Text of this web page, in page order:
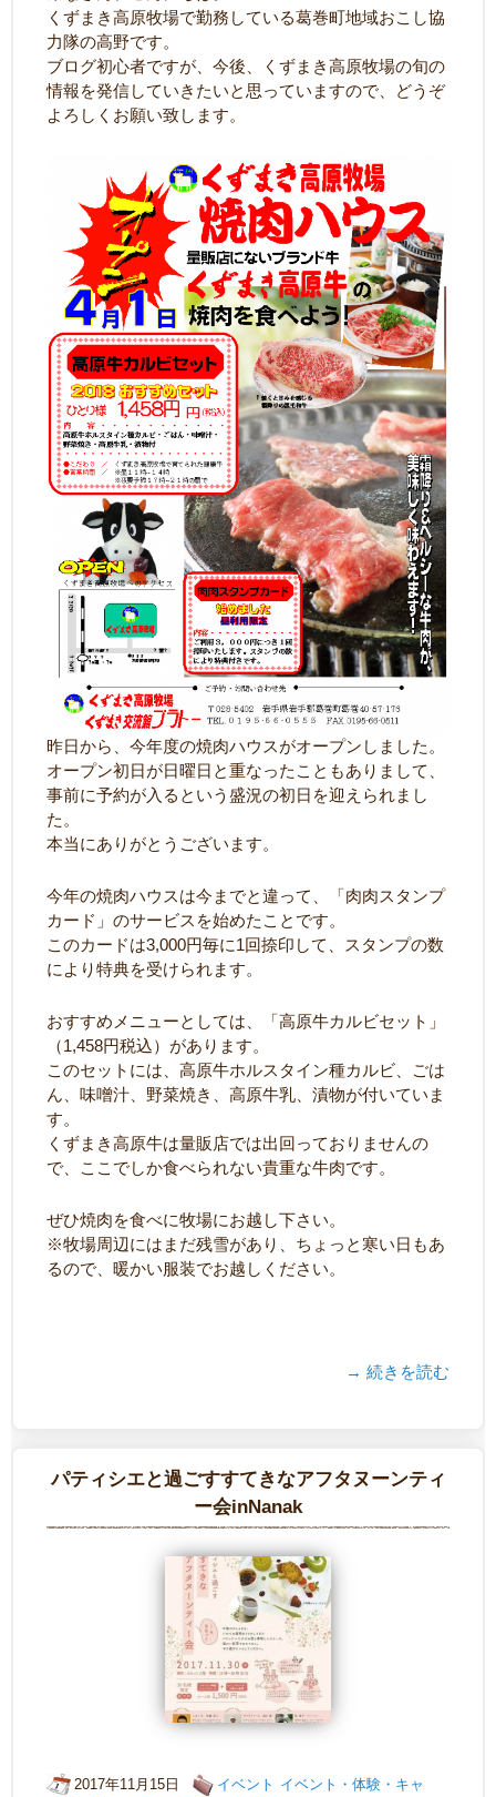
くずまき高原牧場で勤務している葛巻町地域おこし協
力隊の高野です。
ブログ初心者ですが、今後、くずまき高原牧場の旬の
情報を発信していきたいと思っていますので、どうぞ
よろしくお願い致します。
昨日から、今年度の焼肉ハウスがオープンしました。
オープン初日が日曜日と重なったこともありまして、
事前に予約が入るという盛況の初日を迎えられまし
た。
本当にありがとうございます。
今年の焼肉ハウスは今までと違って、「肉肉スタンプ
カード」のサービスを始めたことです。
このカードは3,000円毎に1回捺印して、スタンプの数
により特典を受けられます。
おすすめメニューとしては、「高原牛カルビセット」
（1,458円税込）があります。
このセットには、高原牛ホルスタイン種カルビ、ごは
ん、味噌汁、野菜焼き、高原牛乳、漬物が付いていま
す。
くずまき高原牛は量販店では出回っておりませんの
で、ここでしか食べられない貴重な牛肉です。
ぜひ焼肉を食べに牧場にお越し下さい。
※牧場周辺にはまだ残雪があり、ちょっと寒い日もあ
るので、暖かい服装でお越しください。
→ 続きを読む
パティシエと過ごすすてきなアフタヌーンティ
ー会inNanak
2017年11月15日 イベント イベント・体験・キャ